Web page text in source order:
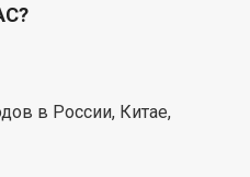
в России, Китае,